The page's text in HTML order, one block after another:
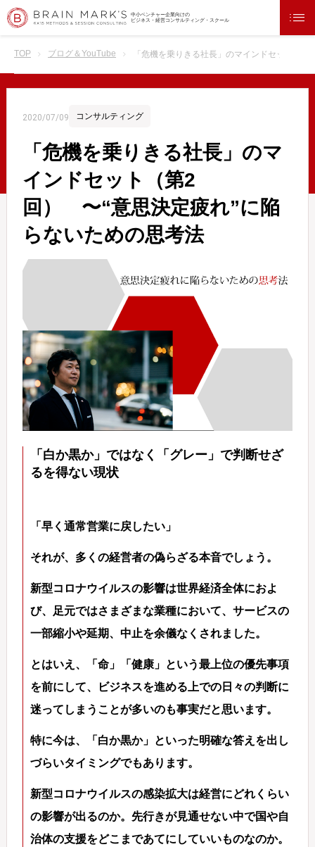
中小ベンチャー企業向けの
ビジネス・経営コンサルティング・スクール
TOP ブログ＆YouTube 「危機を乗りきる社長」のマインドセット（
2020/07/09 コンサルティング
「危機を乗りきる社長」のマ
インドセット（第2
回） 〜“意思決定疲れ”に陥
らないための思考法
「白か黒か」ではなく「グレー」で判断せざ
るを得ない現状
「早く通常営業に戻したい」
それが、多くの経営者の偽らざる本音でしょう。
新型コロナウイルスの影響は世界経済全体におよ
び、足元ではさまざまな業種において、サービスの
一部縮小や延期、中止を余儀なくされました。
とはいえ、「命」「健康」という最上位の優先事項
を前にして、ビジネスを進める上での日々の判断に
迷ってしまうことが多いのも事実だと思います。
特に今は、「白か黒か」といった明確な答えを出し
づらいタイミングでもあります。
新型コロナウイルスの感染拡大は経営にどれくらい
の影響が出るのか。先行きが見通せない中で国や自
治体の支援をどこまであてにしていいものなのか。